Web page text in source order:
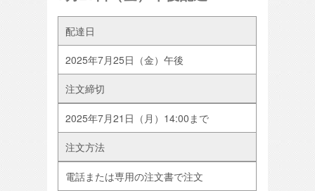
配達日
2025年7月25日（金）午後
注文締切
2025年7月21日（月）14:00まで
注文方法
電話または専用の注文書で注文